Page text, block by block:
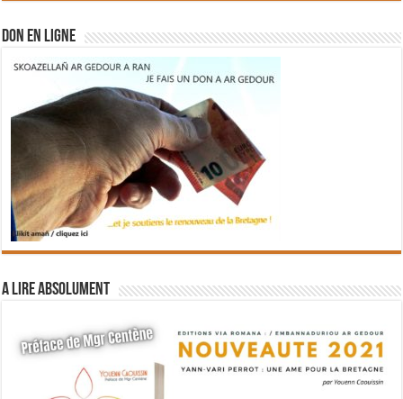
DON EN LIGNE
A lire absolument